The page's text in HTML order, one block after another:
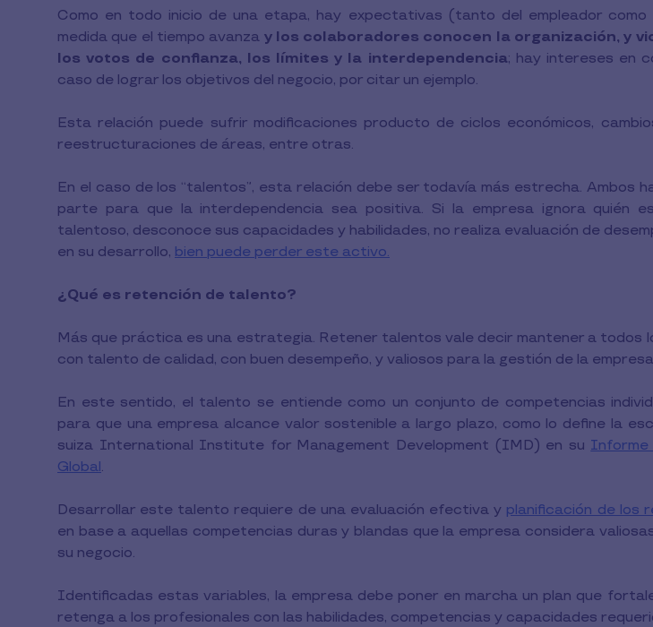
Como en todo inicio de una etapa, hay expectativas (tanto del empleador como
medida que el tiempo avanza y los colaboradores conocen la organización, y
los votos de confianza, los límites y la interdependencia; hay intereses en
caso de lograr los objetivos del negocio, por citar un ejemplo.
Esta relación puede sufrir modificaciones producto de ciclos económicos,
reestructuraciones de áreas, entre otras.
En el caso de los “talentos”, esta relación debe ser todavía más estrecha. Ambos
parte para que la interdependencia sea positiva. Si la empresa ignora quién
talentoso, desconoce sus capacidades y habilidades, no realiza evaluación de
en su desarrollo, bien puede perder este activo.
¿Qué es retención de talento?
Más que práctica es una estrategia. Retener talentos vale decir mantener a todos
con talento de calidad, con buen desempeño, y valiosos para la gestión de la
En este sentido, el talento se entiende como un conjunto de competencias
para que una empresa alcance valor sostenible a largo plazo, como lo define la
suiza International Institute for Management Development (IMD) en su Informe
Global.
Desarrollar este talento requiere de una evaluación efectiva y planificación de los
en base a aquellas competencias duras y blandas que la empresa considera
su negocio.
Identificadas estas variables, la empresa debe poner en marcha un plan que
retenga a los profesionales con las habilidades, competencias y capacidades